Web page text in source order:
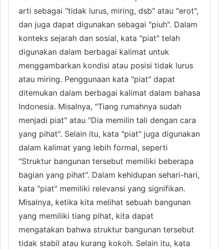
arti sebagai "tidak lurus, miring, dsb" atau "erot",
dan juga dapat digunakan sebagai "piuh". Dalam
konteks sejarah dan sosial, kata "piat" telah
digunakan dalam berbagai kalimat untuk
menggambarkan kondisi atau posisi tidak lurus
atau miring. Penggunaan kata "piat" dapat
ditemukan dalam berbagai kalimat dalam bahasa
Indonesia. Misalnya, "Tiang rumahnya sudah
menjadi piat" atau "Dia memilin tali dengan cara
yang pihat". Selain itu, kata "piat" juga digunakan
dalam kalimat yang lebih formal, seperti
"Struktur bangunan tersebut memiliki beberapa
bagian yang pihat". Dalam kehidupan sehari-hari,
kata "piat" memiliki relevansi yang signifikan.
Misalnya, ketika kita melihat sebuah bangunan
yang memiliki tiang pihat, kita dapat
mengatakan bahwa struktur bangunan tersebut
tidak stabil atau kurang kokoh. Selain itu, kata